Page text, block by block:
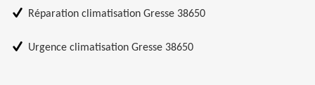
Réparation climatisation Gresse 38650
Urgence climatisation Gresse 38650